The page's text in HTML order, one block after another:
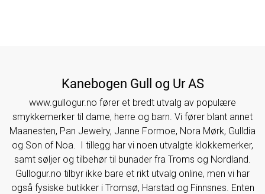
Kanebogen Gull og Ur AS
www.gullogur.no fører et bredt utvalg av populære
smykkemerker til dame, herre og barn. Vi fører blant annet
Maanesten, Pan Jewelry, Janne Formoe, Nora Mørk, Gulldia
og Son of Noa. I tillegg har vi noen utvalgte klokkemerker,
samt søljer og tilbehør til bunader fra Troms og Nordland.
Gullogur.no tilbyr ikke bare et rikt utvalg online, men vi har
også fysiske butikker i Tromsø, Harstad og Finnsnes. Enten